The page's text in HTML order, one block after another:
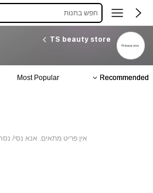
חפש בחנות
TS beauty store
Recommended
Most Popular
אין פריט מתאים. אנא נסי/